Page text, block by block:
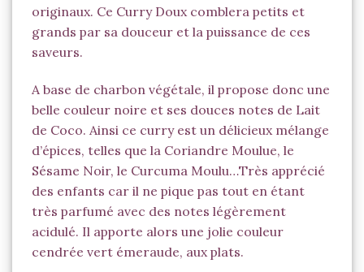
originaux. Ce Curry Doux comblera petits et
grands par sa douceur et la puissance de ces
saveurs.
A base de charbon végétale, il propose donc une
belle couleur noire et ses douces notes de Lait
de Coco. Ainsi ce curry est un délicieux mélange
d’épices, telles que la Coriandre Moulue, le
Sésame Noir, le Curcuma Moulu…Très apprécié
des enfants car il ne pique pas tout en étant
très parfumé avec des notes légèrement
acidulé. Il apporte alors une jolie couleur
cendrée vert émeraude, aux plats.